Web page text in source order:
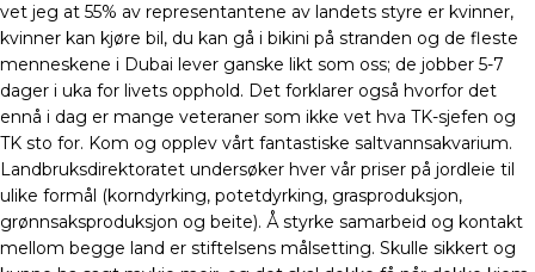
vet jeg at 55% av representantene av landets styre er kvinner,
kvinner kan kjøre bil, du kan gå i bikini på stranden og de fleste
menneskene i Dubai lever ganske likt som oss; de jobber 5-7
dager i uka for livets opphold. Det forklarer også hvorfor det
ennå i dag er mange veteraner som ikke vet hva TK-sjefen og
TK sto for. Kom og opplev vårt fantastiske saltvannsakvarium.
Landbruksdirektoratet undersøker hver vår priser på jordleie til
ulike formål (korndyrking, potetdyrking, grasproduksjon,
grønnsaksproduksjon og beite). Å styrke samarbeid og kontakt
mellom begge land er stiftelsens målsetting. Skulle sikkert og